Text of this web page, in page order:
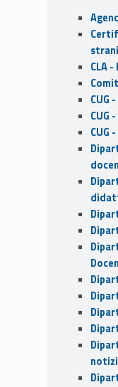
CLA
CUG
CUG
CUG